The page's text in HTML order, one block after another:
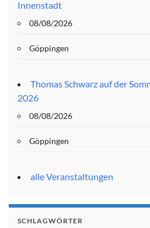
Innenstadt
08/08/2026
Göppingen
Thomas Schwarz auf der
2026
08/08/2026
Göppingen
alle Veranstaltungen
SCHLAGWÖRTER